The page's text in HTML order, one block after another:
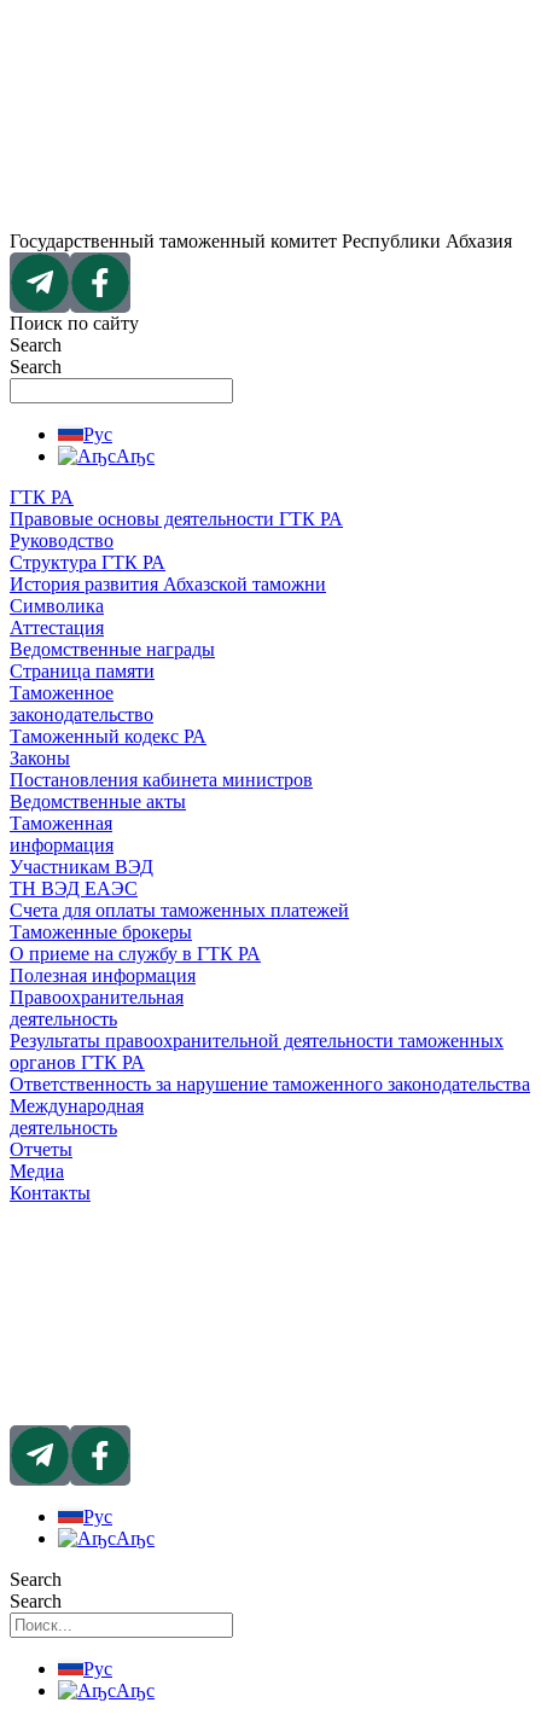
Государственный таможенный комитет Республики Абхазия
Поиск по сайту
Search
Search
Рус
Аҧс
ГТК РА
Правовые основы деятельности ГТК РА
Руководство
Структура ГТК РА
История развития Абхазской таможни
Символика
Аттестация
Ведомственные награды
Страница памяти
Таможенное
законодательство
Таможенный кодекс РА
Законы
Постановления кабинета министров
Ведомственные акты
Таможенная
информация
Участникам ВЭД
ТН ВЭД ЕАЭС
Счета для оплаты таможенных платежей
Таможенные брокеры
О приеме на службу в ГТК РА
Полезная информация
Правоохранительная
деятельность
Результаты правоохранительной деятельности таможенных
органов ГТК РА
Ответственность за нарушение таможенного законодательства
Международная
деятельность
Отчеты
Медиа
Контакты
Рус
Аҧс
Search
Search
Рус
Аҧс